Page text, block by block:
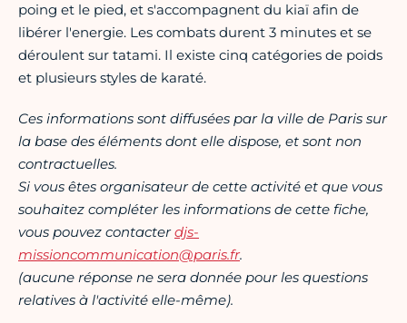
poing et le pied, et s'accompagnent du kiaï afin de
libérer l'energie. Les combats durent 3 minutes et se
déroulent sur tatami. Il existe cinq catégories de poids
et plusieurs styles de karaté.
Ces informations sont diffusées par la ville de Paris sur
la base des éléments dont elle dispose, et sont non
contractuelles.
Si vous êtes organisateur de cette activité et que vous
souhaitez compléter les informations de cette fiche,
vous pouvez contacterdjs-
missioncommunication@paris.fr.
(aucune réponse ne sera donnée pour les questions
relatives à l'activité elle-même).